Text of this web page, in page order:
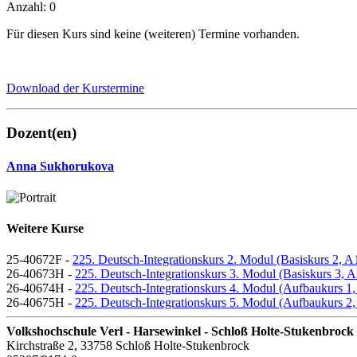
Anzahl: 0
Für diesen Kurs sind keine (weiteren) Termine vorhanden.
Download der Kurstermine
Dozent(en)
Anna Sukhorukova
Weitere Kurse
25-40672F - 225. Deutsch-Integrationskurs 2. Modul (Basiskurs 2,
26-40673H - 225. Deutsch-Integrationskurs 3. Modul (Basiskurs 3,
26-40674H - 225. Deutsch-Integrationskurs 4. Modul (Aufbaukurs
26-40675H - 225. Deutsch-Integrationskurs 5. Modul (Aufbaukurs
Volkshochschule Verl - Harsewinkel - Schloß Holte-Stukenbrock
Kirchstraße 2, 33758 Schloß Holte-Stukenbrock